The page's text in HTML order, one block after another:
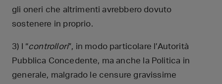
gli oneri che altrimenti avrebbero dovuto
sostenere in proprio.
3) I “controllori”, in modo particolare l’Autorità
Pubblica Concedente, ma anche la Politica in
generale, malgrado le censure gravissime